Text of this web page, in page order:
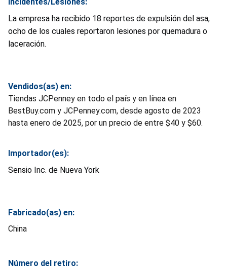
La empresa ha recibido 18 reportes de expulsión del asa,
ocho de los cuales reportaron lesiones por quemadura o
laceración.
Vendidos(as) en:
Tiendas JCPenney en todo el país y en línea en
BestBuy.com y JCPenney.com, desde agosto de 2023
hasta enero de 2025, por un precio de entre $40 y $60.
Importador(es):
Sensio Inc. de Nueva York
Fabricado(as) en:
China
Número del retiro: